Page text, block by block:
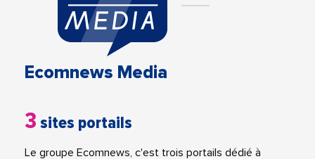
Ecomnews Media
3 sites portails
Le groupe Ecomnews, c'est trois portails dédié à